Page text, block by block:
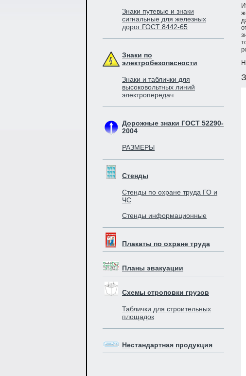
Знаки путевые и знаки
сигнальные для железных
дорог ГОСТ 8442-65
Знаки по
электробезопасности
Знаки и таблички для
высоковольтных линий
электропередач
Дорожные знаки ГОСТ 52290-
2004
РАЗМЕРЫ
Стенды
Стенды по охране труда ГО и
ЧС
Стенды информационные
Плакаты по охране труда
Планы эвакуации
Схемы строповки грузов
Таблички для строительных
площадок
Нестандартная продукция